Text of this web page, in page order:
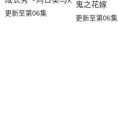
更新至第06集
鬼之花嫁
更新至第06集